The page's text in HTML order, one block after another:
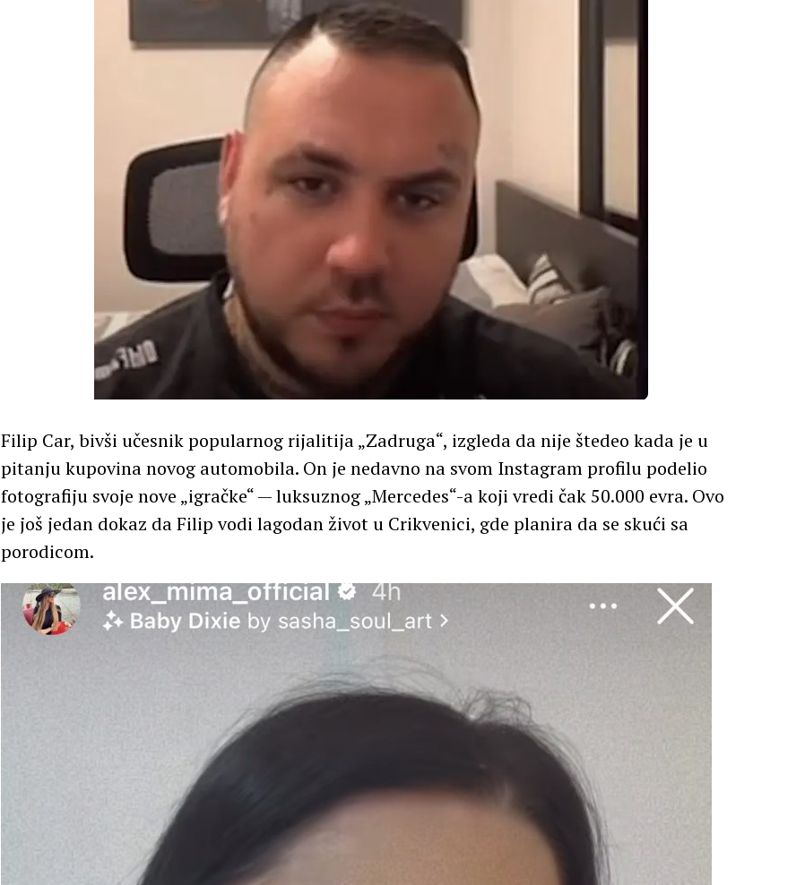
Filip Car, bivši učesnik popularnog rijalitija „Zadruga“, izgleda da nije štedeo kada je u
pitanju kupovina novog automobila. On je nedavno na svom Instagram profilu podelio
fotografiju svoje nove „igračke“ — luksuznog „Mercedes“-a koji vredi čak 50.000 evra. Ovo
je još jedan dokaz da Filip vodi lagodan život u Crikvenici, gde planira da se skući sa
porodicom.